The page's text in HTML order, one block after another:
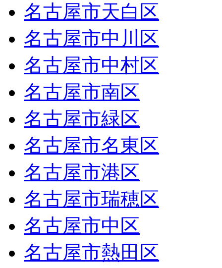
名古屋市天白区
名古屋市中川区
名古屋市中村区
名古屋市南区
名古屋市緑区
名古屋市名東区
名古屋市港区
名古屋市瑞穂区
名古屋市中区
名古屋市熱田区